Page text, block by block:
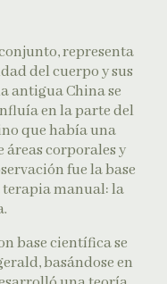
representa
del cuerpo y sus
antigua China se
en la parte del
que había una
corporales y
fue la base
manual: la
base científica se
basándose en